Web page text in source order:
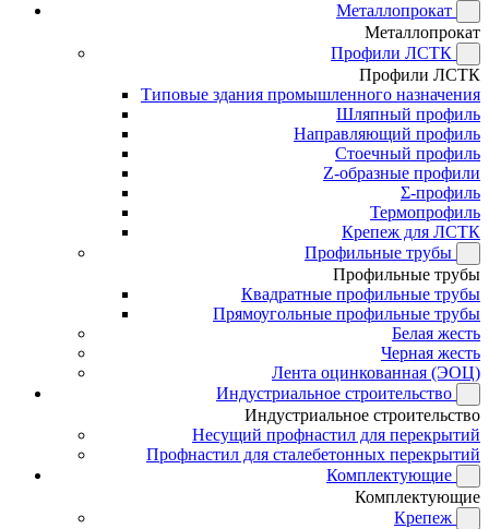
Металлопрокат
Металлопрокат
Профили ЛСТК
Профили ЛСТК
Типовые здания промышленного назначения
Шляпный профиль
Направляющий профиль
Стоечный профиль
Z-образные профили
Σ-профиль
Термопрофиль
Крепеж для ЛСТК
Профильные трубы
Профильные трубы
Квадратные профильные трубы
Прямоугольные профильные трубы
Белая жесть
Черная жесть
Лента оцинкованная (ЭОЦ)
Индустриальное строительство
Индустриальное строительство
Несущий профнастил для перекрытий
Профнастил для сталебетонных перекрытий
Комплектующие
Комплектующие
Крепеж